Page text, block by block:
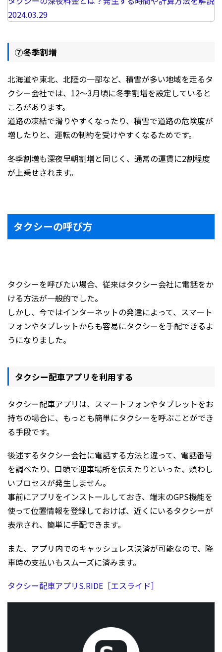
2024.03.29
⑦冬季割増
北海道や東北、北陸の一部など、積雪が多い地域を走るタ
クシー会社では、12～3月頃に冬季割増を設定していると
ころがあります。
道路の凍結で滑りやすくなったり、積雪で道路の危険度が
増したりと、運転の制約を受けやすくなるためです。
冬季割増も深夜早朝割増と同じく、通常の運賃に2割程度
が上乗せされます。
タクシーの呼び方
タクシーを呼びたい場合、従来はタクシー会社に電話をか
ける方法が一般的でした。
しかし、今ではインターネットの発達によって、スマート
フォンやタブレットからも容易にタクシーを手配できるよ
うになりました。
タクシー配車アプリを利用する
タクシー配車アプリは、スマートフォンやタブレットをお
持ちの場合に、もっとも簡単にタクシーを呼ぶことができ
る手段です。
後述するタクシー会社に電話する方法と違って、電話番号
を調べたり、口頭で迎車場所を伝えたりといった、煩わし
いプロセスが発生しません。
事前にアプリをインストールしておき、端末のGPS機能を
使って位置情報を登録しておけば、近くにいるタクシーが
表示され、簡単に手配できます。
また、アプリ内でのキャッシュレス決済が可能なので、降
車時の支払いもスムーズに済みます。
タクシー配車アプリS.RIDE［エスライド］